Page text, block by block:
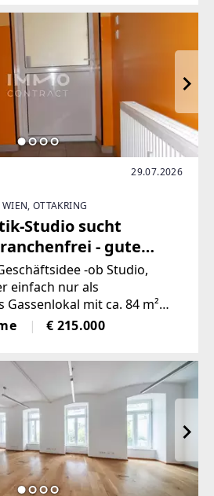
29.07.2026
OTTAKRING
Studio sucht
- gute
-ob Studio,
einfach nur als
Gassenlokal mit ca. 84 m²
Räumlichkeiten teilen sich
1 Zimmer ca. 14 m²
€ 215.000